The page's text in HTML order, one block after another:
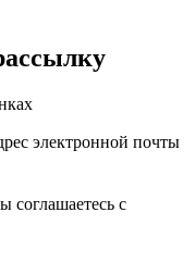
электронной почты
соглашаетесь с